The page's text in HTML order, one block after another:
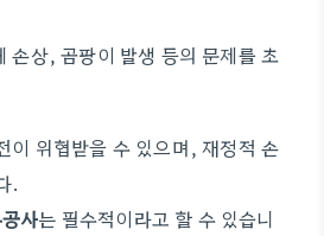
손상, 곰팡이 발생 등의 문제를 초
이 위협받을 수 있으며, 재정적 손
.
사는 필수적이라고 할 수 있습니